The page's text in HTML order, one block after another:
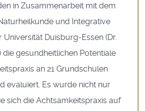
in Zusammenarbeit mit dem
und Integrative
Universität Duisburg-Essen (Dr.
die gesundheitlichen Potentiale
an 21 Grundschulen
evaluiert. Es wurde nicht nur
sich die Achtsamkeitspraxis auf